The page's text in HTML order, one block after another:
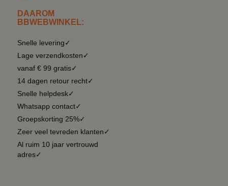
DAAROM
BBWEBWINKEL:
Snelle levering✓
Lage verzendkosten✓
vanaf € 99 gratis✓
14 dagen retour recht✓
Snelle helpdesk✓
Whatsapp contact✓
Groepskorting 25%✓
Zeer veel tevreden klanten✓
Al ruim 10 jaar vertrouwd
adres✓